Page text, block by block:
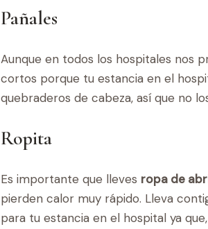
Pañales
Aunque en todos los hospitales nos
cortos porque tu estancia en el
quebraderos de cabeza, así que no
Ropita
Es importante que lleves ropa de
pierden calor muy rápido. Lleva
para tu estancia en el hospital ya